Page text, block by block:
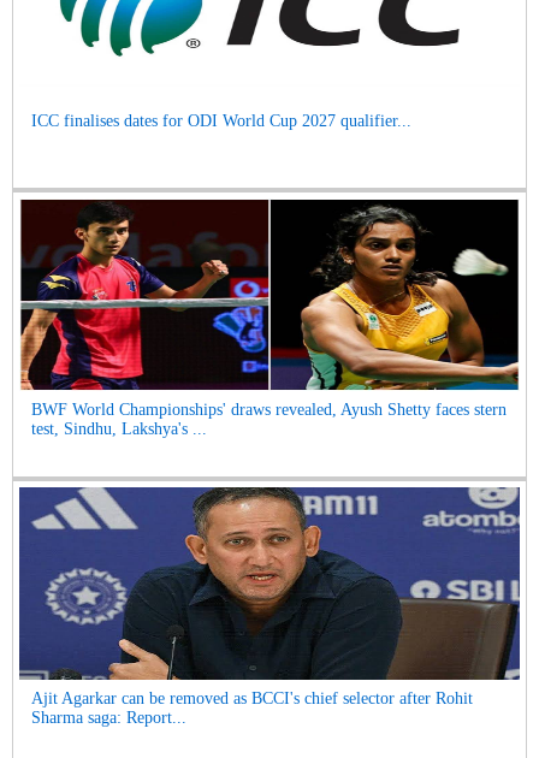
ICC finalises dates for ODI World Cup 2027 qualifier...
BWF World Championships' draws revealed, Ayush Shetty faces stern
test, Sindhu, Lakshya's ...
Ajit Agarkar can be removed as BCCI's chief selector after Rohit
Sharma saga: Report...